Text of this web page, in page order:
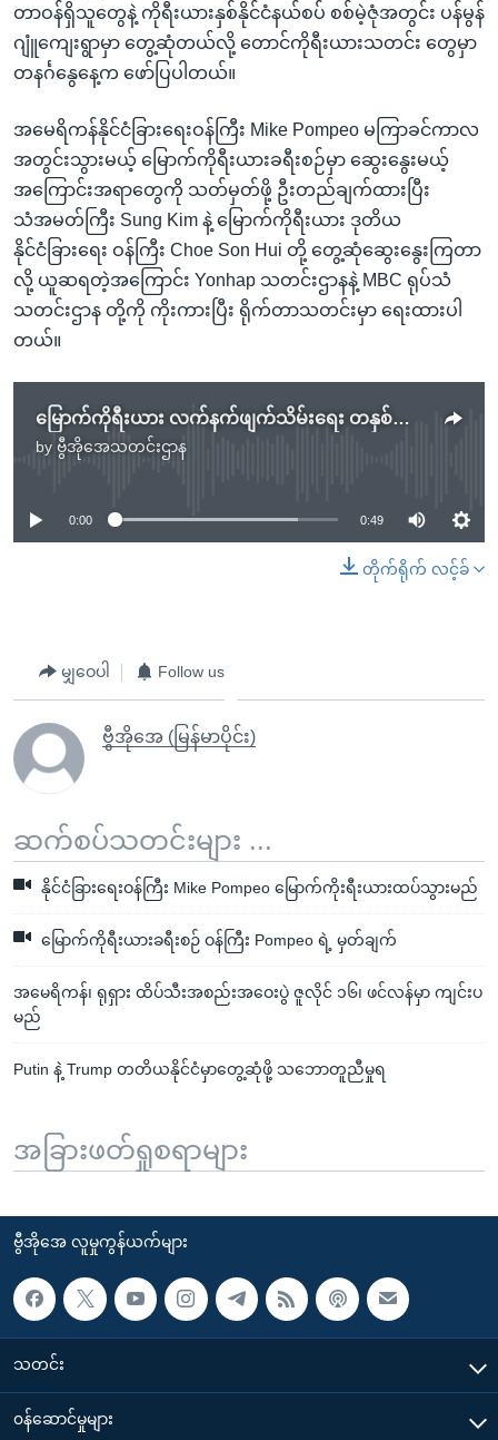
တာဝန်ရှိသူတွေနဲ့ ကိုရီးယားနှစ်နိုင်ငံနယ်စပ် စစ်မဲ့ဇုံအတွင်း ပန်မွန်
ဂျူံကျေးရွာမှာ တွေ့ဆုံတယ်လို့ တောင်ကိုရီးယားသတင်း တွေမှာ
တနင်္ဂနွေနေ့က ဖော်ပြပါတယ်။
အမေရိကန်နိုင်ငံခြားရေးဝန်ကြီး Mike Pompeo မကြာခင်ကာလ
အတွင်းသွားမယ့် မြောက်ကိုရီးယားခရီးစဉ်မှာ ဆွေးနွေးမယ့်
အကြောင်းအရာတွေကို သတ်မှတ်ဖို့ ဦးတည်ချက်ထားပြီး
သံအမတ်ကြီး Sung Kim နဲ့ မြောက်ကိုရီးယား ဒုတိယ
နိုင်ငံခြားရေး ဝန်ကြီး Choe Son Hui တို့ တွေ့ဆုံဆွေးနွေးကြတာ
လို့ ယူဆရတဲ့အကြောင်း Yonhap သတင်းဌာနနဲ့ MBC ရုပ်သံ
သတင်းဌာန တို့ကို ကိုးကားပြီး ရိုက်တာသတင်းမှာ ရေးထားပါ
တယ်။
မြောက်ကိုရီးယား လက်နက်ဖျက်သိမ်းရေး တနှစ်အတွင်းဖြစ်နိုင်မယ်လို့ John Bolton ပြော
by ဗွီအိုအေသတင်းဌာန
No media source currently available
0:00 0:49
တိုက်ရိုက် လင့်ခ်
မျှဝေပါ Follow us
ဗွီအိုအေ (မြန်မာပိုင်း)
ဆက်စပ်သတင်းများ ...
နိုင်ငံခြားရေးဝန်ကြီး Mike Pompeo မြောက်ကိုးရီးယားထပ်သွားမည်
မြောက်ကိုရီးယားခရီးစဉ် ဝန်ကြီး Pompeo ရဲ့ မှတ်ချက်
အမေရိကန်၊ ရုရှား ထိပ်သီးအစည်းအဝေးပွဲ ဇူလိုင် ၁၆၊ ဖင်လန်မှာ ကျင်းပ
မည်
Putin နဲ့ Trump တတိယနိုင်ငံမှာတွေ့ဆုံဖို့ သဘောတူညီမှုရ
အခြားဖတ်ရှုစရာများ
ဗွီအိုအေ လူမှုကွန်ယက်များ
သတင်း
၀န်ဆောင်မှုများ